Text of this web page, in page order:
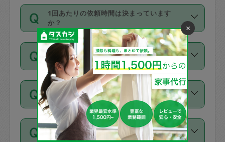
1回あたりの依頼時間は決まっています
か？
依頼1回につき3時間固定です。3時間を
超えて依頼したい場合は、延長機能をご
利用ください。機能をご利用いただくに
は、タスカジさんに事前に相談し、合意
の上事前申請することが必要です。な
お、3時間を下回っても、値引き等はござ
いません。
価格はどうやって決まっていますか？
11種類の価格帯の中からタスカジさん自
身が価格を選んで設定しています。
タスカジさんの価格設定には最初は制限
があり、レビュー件数、レビューの平均
値、などで除々に設定可能な最高額が上
支払い方法を教えてください
お支払方法はクレジットカード（Visa／
Master／JCB／AMERICAN EXPRESS／
同じタスカジさんに定期的にお願いする場
合はお得になる？
×